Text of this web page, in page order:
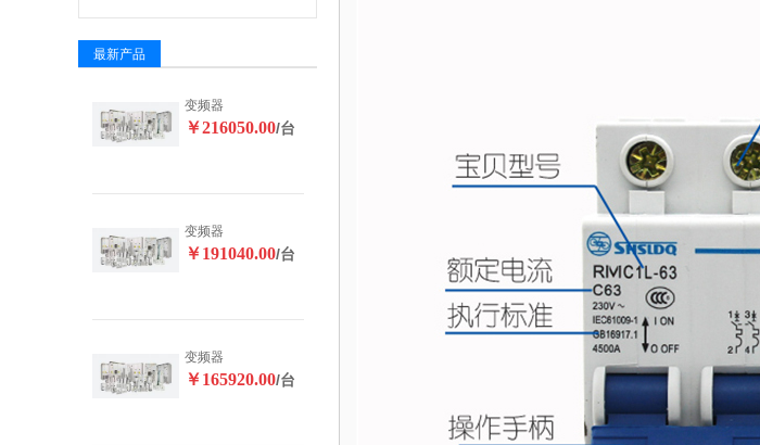
最新产品
变频器
￥216050.00/台
变频器
￥191040.00/台
变频器
￥165920.00/台